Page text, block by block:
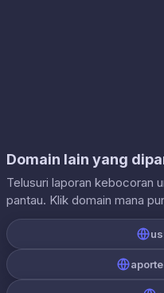
Domain lain yang
Telusuri laporan kebocoran
pantau. Klik domain mana